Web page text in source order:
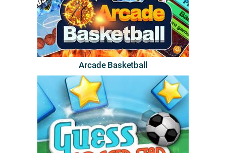
Arcade Basketball